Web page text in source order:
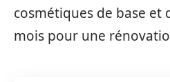
cosmétiques de base et
mois pour une